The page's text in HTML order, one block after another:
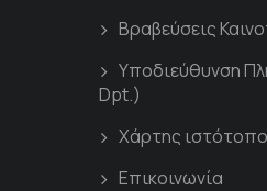
Βραβεύσεις
Υποδιεύθυνση
Dpt.)
Χάρτης
Επικοινωνία